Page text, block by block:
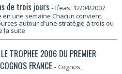
de trois jours - Ifeas, 12/04/2007
une semaine Chacun convient,
autour d'une stratégie à trois ou
la suite
TROPHEE 2006 DU PREMIER
FRANCE - Cognos,